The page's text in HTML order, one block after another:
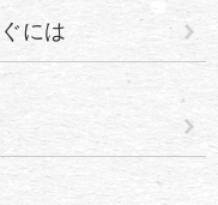
には